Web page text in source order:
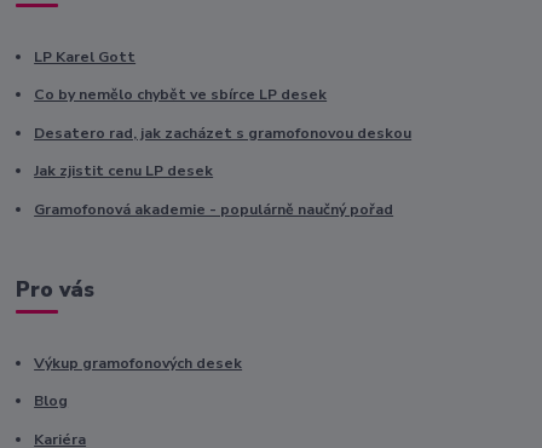
LP Karel Gott
Co by nemělo chybět ve sbírce LP desek
Desatero rad, jak zacházet s gramofonovou deskou
Jak zjistit cenu LP desek
Gramofonová akademie - populárně naučný pořad
Pro vás
Výkup gramofonových desek
Blog
Kariéra